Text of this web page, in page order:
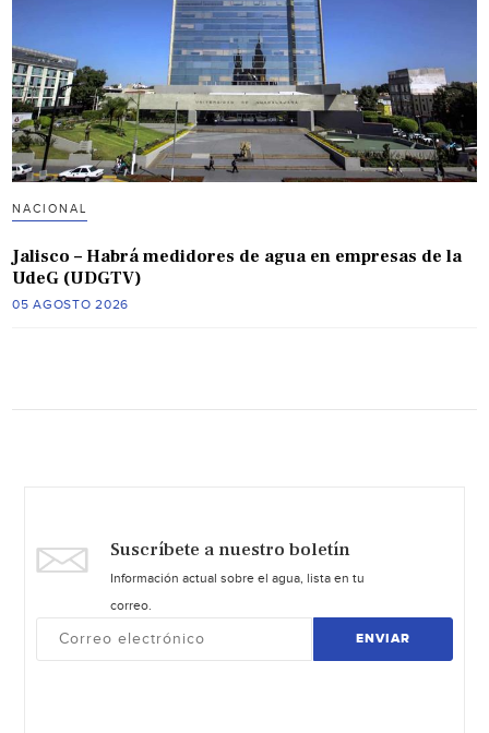
NACIONAL
Jalisco – Habrá medidores de agua en empresas de la
UdeG (UDGTV)
05 AGOSTO 2026
Suscríbete a nuestro boletín
Información actual sobre el agua, lista en tu
correo.
ENVIAR